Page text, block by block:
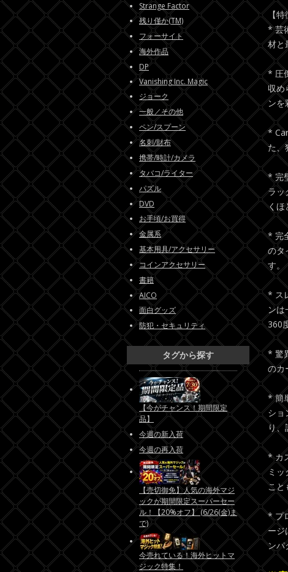
【特
* 芸
材と
* 圧
収め
ンを
*
た、
* 完
ラッ
くほ
* 完
のタ
す。
* ス
ン
360
* 驚
のカ
* 簡
ショ
り、
* カ
ミッ
こと
* プ
ージ
ンパ
Strange Factor
残り僅か(TM)
フォーサイト
海外作品
DP
Vanishing Inc. Magic
ジョーク
一般／その他
ペン/スプーン
名刺/財布
携帯/時計/カメラ
タバコ/ライター
パズル
DVD
お手頃/お買得
金属系
基本用具/アクセサリー
コインアクセサリー
書籍
AICO
面白グッズ
防犯・セキュリティ
タグから探す
【今がチャンス！期間限定
品】
今週の新入荷
今週の再入荷
【売切御免】人気の海外マジ
ックが期間限定スーパーセー
ル！【20%オフ】 (6/26(金)ま
で)
今売れている！海外ヒットマ
ジック特集！